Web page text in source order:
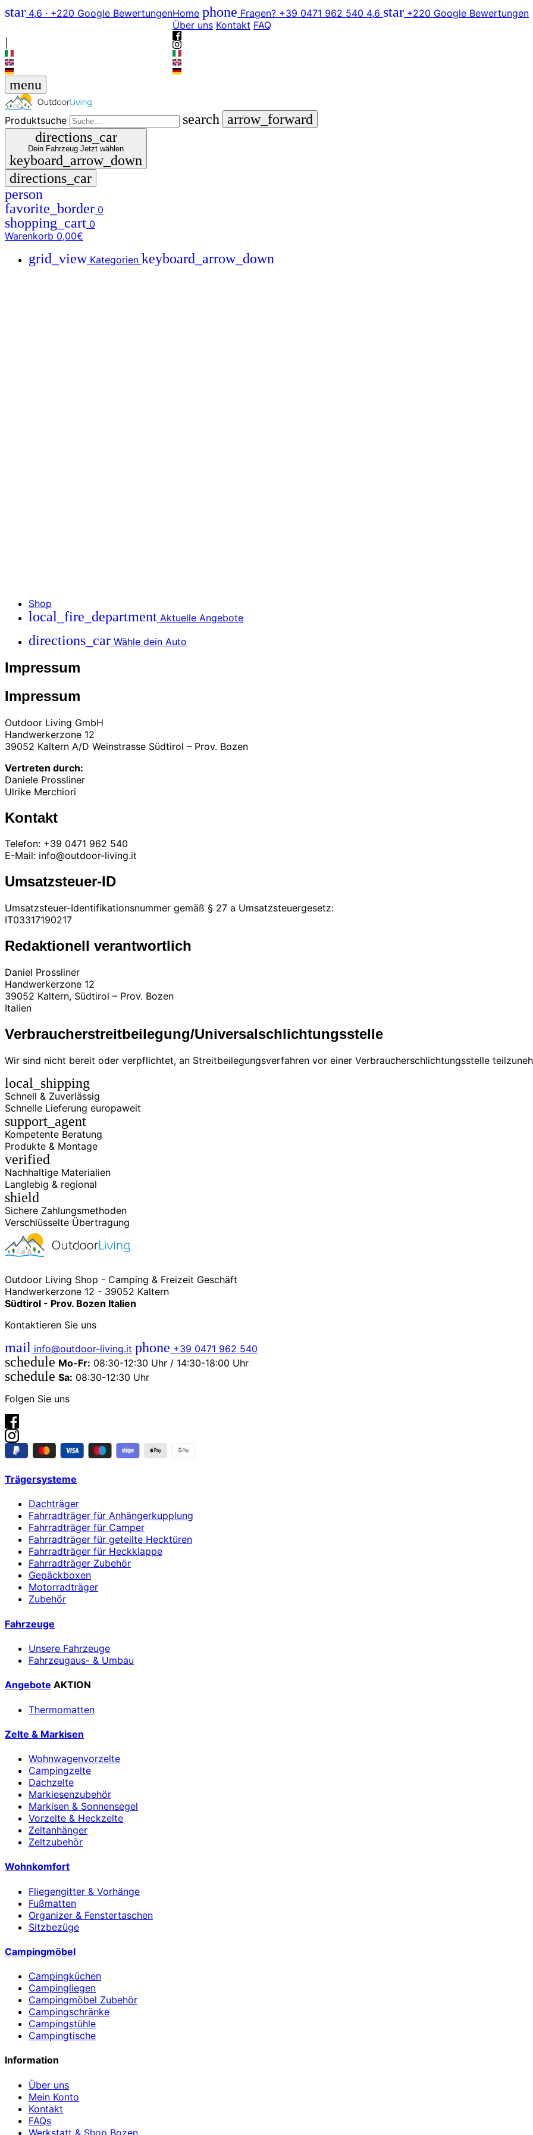
star 4,6 · +220 Google BewertungenHome phone Fragen? +39 0471 962 540 4,6 star +220 Google Bewertungen
Über uns Kontakt FAQ
menu
Produktsuche search arrow_forward
directions_car
Dein Fahrzeug Jetzt wählen
keyboard_arrow_down
directions_car
person
favorite_border 0
shopping_cart 0
Warenkorb 0,00€
grid_viewKategorien keyboard_arrow_down
Shop
local_fire_department Aktuelle Angebote
directions_car Wähle dein Auto
Impressum
Impressum
Outdoor Living GmbH
Handwerkerzone 12
39052 Kaltern A/D Weinstrasse Südtirol – Prov. Bozen
Vertreten durch:
Daniele Prossliner
Ulrike Merchiori
Kontakt
Telefon: +39 0471 962 540
E-Mail: info@outdoor-living.it
Umsatzsteuer-ID
Umsatzsteuer-Identifikationsnummer gemäß § 27 a Umsatzsteuergesetz:
IT03317190217
Redaktionell verantwortlich
Daniel Prossliner
Handwerkerzone 12
39052 Kaltern, Südtirol – Prov. Bozen
Italien
Verbraucher­streit­beilegung/Universal­schlichtungs­stelle
Wir sind nicht bereit oder verpflichtet, an Streitbeilegungsverfahren vor einer Verbraucherschlichtungsstelle
local_shipping
Schnell & Zuverlässig
Schnelle Lieferung europaweit
support_agent
Kompetente Beratung
Produkte & Montage
verified
Nachhaltige Materialien
Langlebig & regional
shield
Sichere Zahlungsmethoden
Verschlüsselte Übertragung
Outdoor Living Shop - Camping & Freizeit Geschäft
Handwerkerzone 12 - 39052 Kaltern
Südtirol - Prov. Bozen Italien
Kontaktieren Sie uns
mail info@outdoor-living.it phone +39 0471 962 540
schedule Mo-Fr: 08:30-12:30 Uhr / 14:30-18:00 Uhr
schedule Sa: 08:30-12:30 Uhr
Folgen Sie uns
Trägersysteme
Dachträger
Fahrradträger für Anhängerkupplung
Fahrradträger für Camper
Fahrradträger für geteilte Hecktüren
Fahrradträger für Heckklappe
Fahrradträger Zubehör
Gepäckboxen
Motorradträger
Zubehör
Fahrzeuge
Unsere Fahrzeuge
Fahrzeugaus- & Umbau
Angebote AKTION
Thermomatten
Zelte & Markisen
Wohnwagenvorzelte
Campingzelte
Dachzelte
Markiesenzubehör
Markisen & Sonnensegel
Vorzelte & Heckzelte
Zeltanhänger
Zeltzubehör
Wohnkomfort
Fliegengitter & Vorhänge
Fußmatten
Organizer & Fenstertaschen
Sitzbezüge
Campingmöbel
Campingküchen
Campingliegen
Campingmöbel Zubehör
Campingschränke
Campingstühle
Campingtische
Information
Über uns
Mein Konto
Kontakt
FAQs
Werkstatt & Shop Bozen